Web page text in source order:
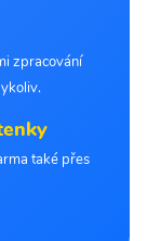
zpracování
také přes